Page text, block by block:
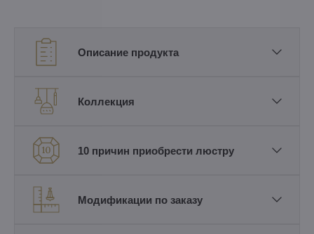
Описание продукта
Коллекция
10 причин приобрести люстру
Модификации по заказу